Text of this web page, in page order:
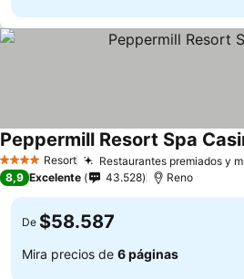
4 EstrellasResort Restaurantes premiados y
Peppermill Resort Spa
8,9 Excelente 43.528 Reno
De $58.587
Mira precios de 6 páginas